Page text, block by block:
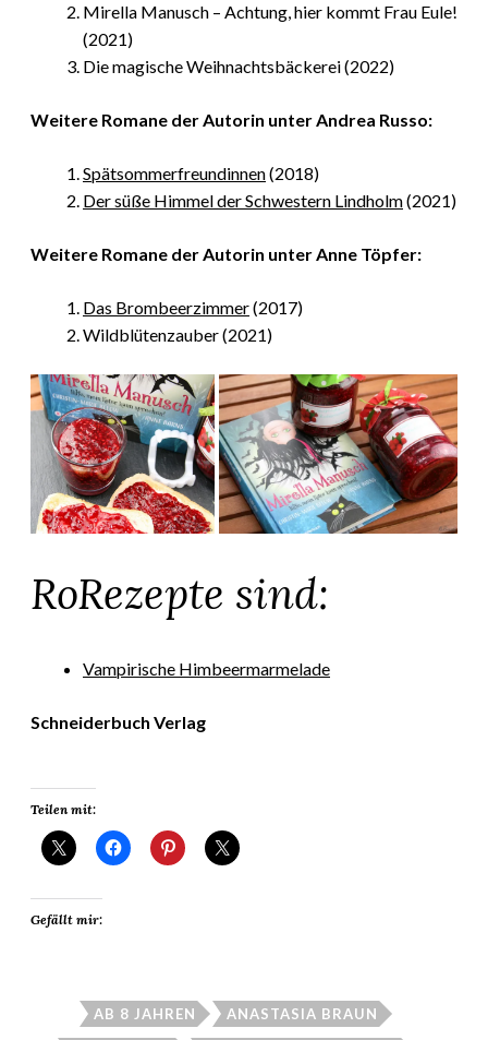
Mirella Manusch – Achtung, hier kommt Frau Eule!
(2021)
Die magische Weihnachtsbäckerei (2022)
Weitere Romane der Autorin unter Andrea Russo:
Spätsommerfreundinnen(2018)
Der süße Himmel der Schwestern Lindholm(2021)
Weitere Romane der Autorin unter Anne Töpfer:
Das Brombeerzimmer(2017)
Wildblütenzauber (2021)
RoRezepte sind:
Vampirische Himbeermarmelade
Schneiderbuch Verlag
Teilen mit:
Gefällt mir:
AB 8 JAHREN ANASTASIA BRAUN